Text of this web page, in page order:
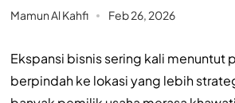
Mamun Al Kahfi Feb 26, 2026
Ekspansi bisnis sering kali menuntut
berpindah ke lokasi yang lebih